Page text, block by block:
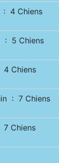
: 4 Chiens
: 5 Chiens
4 Chiens
: 7 Chiens
7 Chiens